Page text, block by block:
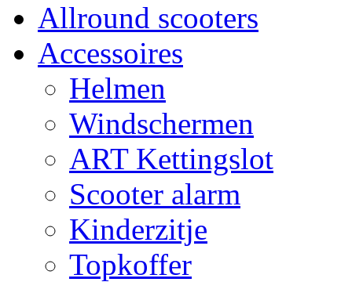
Allround scooters
Accessoires
Helmen
Windschermen
ART Kettingslot
Scooter alarm
Kinderzitje
Topkoffer